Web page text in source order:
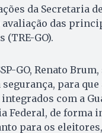
da Secretaria
avaliação das
(TRE-GO).
GO, Renato
para
com a
Federal, de forma
para os